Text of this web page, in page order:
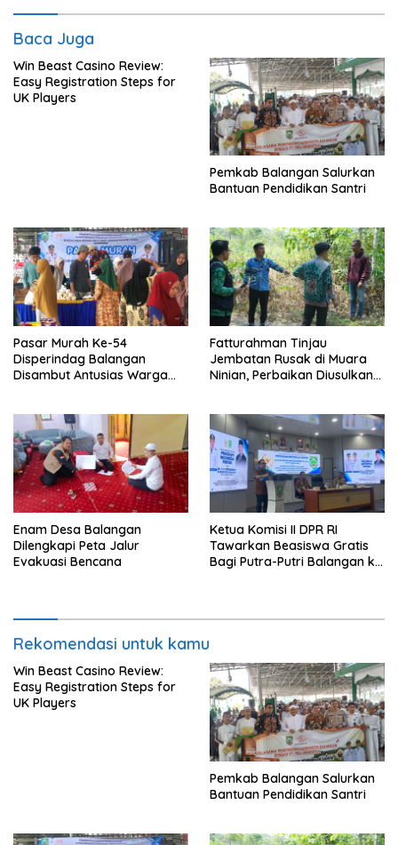
Baca Juga
Win Beast Casino Review:
Easy Registration Steps for
UK Players
Pemkab Balangan Salurkan
Bantuan Pendidikan Santri
Pasar Murah Ke-54
Disperindag Balangan
Disambut Antusias Warga
Fatturahman Tinjau
Jembatan Rusak di Muara
Ninian, Perbaikan Diusulkan
Enam Desa Balangan
Dilengkapi Peta Jalur
Evakuasi Bencana
Ketua Komisi II DPR RI
Tawarkan Beasiswa Gratis
Bagi Putra-Putri Balangan ke
Rekomendasi untuk kamu
Win Beast Casino Review:
Easy Registration Steps for
UK Players
Pemkab Balangan Salurkan
Bantuan Pendidikan Santri